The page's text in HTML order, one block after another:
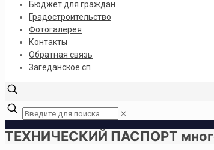
Бюджет для граждан
Градостроительство
Фотогалерея
Контакты
Обратная связь
Загеданское сп
✕
ТЕХНИЧЕСКИЙ ПАСПОРТ